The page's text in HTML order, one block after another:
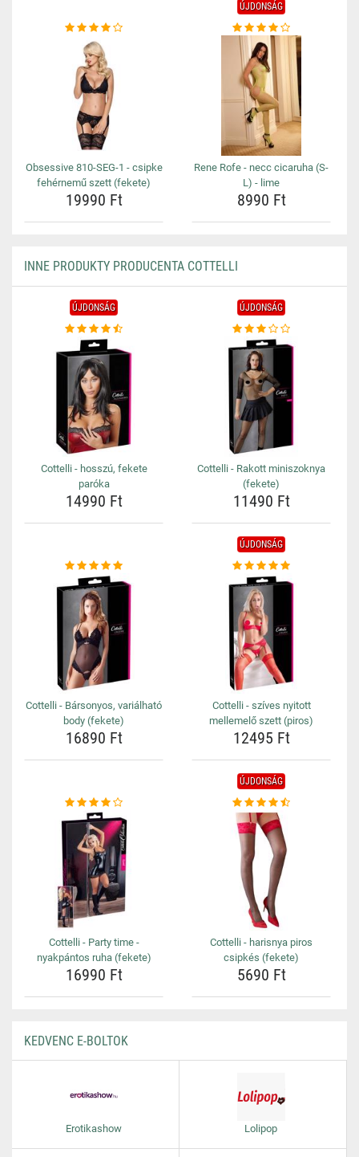
Obsessive 810-SEG-1 - csipke
fehérnemű szett (fekete)
19990 Ft
ÚJDONSÁG
Rene Rofe - necc cicaruha (S-
L) - lime
8990 Ft
INNE PRODUKTY PRODUCENTA COTTELLI
ÚJDONSÁG
Cottelli - hosszú, fekete
paróka
14990 Ft
ÚJDONSÁG
Cottelli - Rakott miniszoknya
(fekete)
11490 Ft
Cottelli - Bársonyos, variálható
body (fekete)
16890 Ft
ÚJDONSÁG
Cottelli - szíves nyitott
mellemelő szett (piros)
12495 Ft
Cottelli - Party time -
nyakpántos ruha (fekete)
16990 Ft
ÚJDONSÁG
Cottelli - harisnya piros
csipkés (fekete)
5690 Ft
KEDVENC E-BOLTOK
Erotikashow Lolipop